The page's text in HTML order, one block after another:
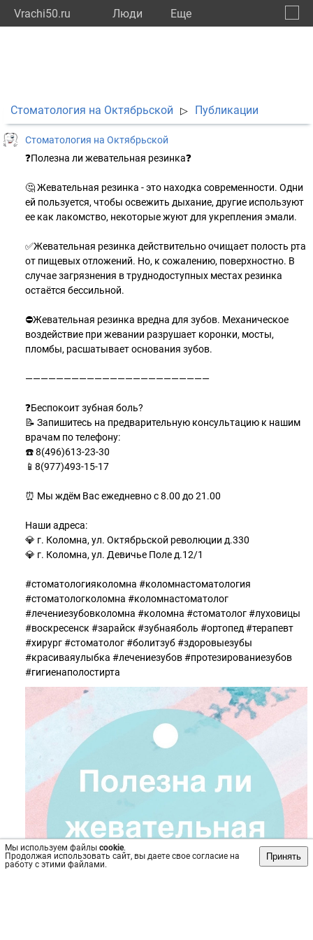
Vrachi50.ru Люди Eще
Мы используем файлы cookie.
Продолжая использовать сайт, вы даете свое согласие на
работу с этими файлами.
Принять
Стоматология на Октябрьской ▷ Публикации
Стоматология на Октябрьской
❓Полезна ли жевательная резинка❓
🤔 Жевательная резинка - это находка современности. Одни
ей пользуется, чтобы освежить дыхание, другие используют
ее как лакомство, некоторые жуют для укрепления эмали.
✅Жевательная резинка действительно очищает полость рта
от пищевых отложений. Но, к сожалению, поверхностно. В
случае загрязнения в труднодоступных местах резинка
остаётся бессильной.
⛔Жевательная резинка вредна для зубов. Механическое
воздействие при жевании разрушает коронки, мосты,
пломбы, расшатывает основания зубов.
————————————————————————
❓Беспокоит зубная боль?
📝 Запишитесь на предварительную консультацию к нашим
врачам по телефону:
☎️ 8(496)613-23-30
📱8(977)493-15-17
⏰ Мы ждём Вас ежедневно с 8.00 до 21.00
Наши адреса:
💎 г. Коломна, ул. Октябрьской революции д.330
💎 г. Коломна, ул. Девичье Поле д.12/1
#стоматологияколомна #коломнастоматология
#стоматологколомна #коломнастоматолог
#лечениезубовколомна #коломна #стоматолог #луховицы
#воскресенск #зарайск #зубнаяболь #ортопед #терапевт
#хирург #стоматолог #болитзуб #здоровыезубы
#красиваяулыбка #лечениезубов #протезированиезубов
#гигиенаполостирта